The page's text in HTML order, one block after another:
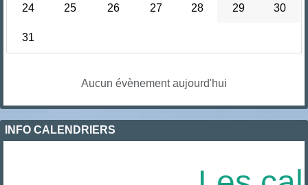
24 25 26 27 28 29 30
31
Aucun évènement aujourd'hui
INFO CALENDRIERS